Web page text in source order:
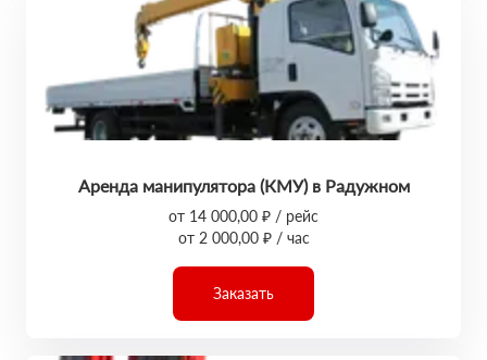
Аренда манипулятора (КМУ) в Радужном
от 14 000,00 ₽ / рейс
от 2 000,00 ₽ / час
Заказать